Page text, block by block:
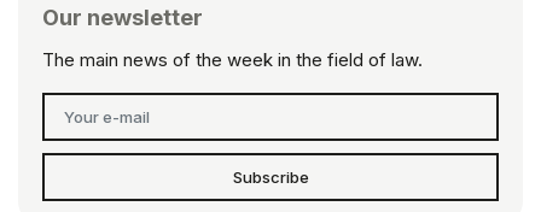
Our newsletter
The main news of the week in the field of law.
Subscribe